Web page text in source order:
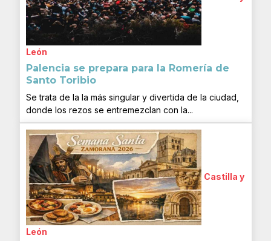
León
Palencia se prepara para la Romería de
Santo Toribio
Se trata de la la más singular y divertida de la ciudad,
donde los rezos se entremezclan con la...
Castilla y
León